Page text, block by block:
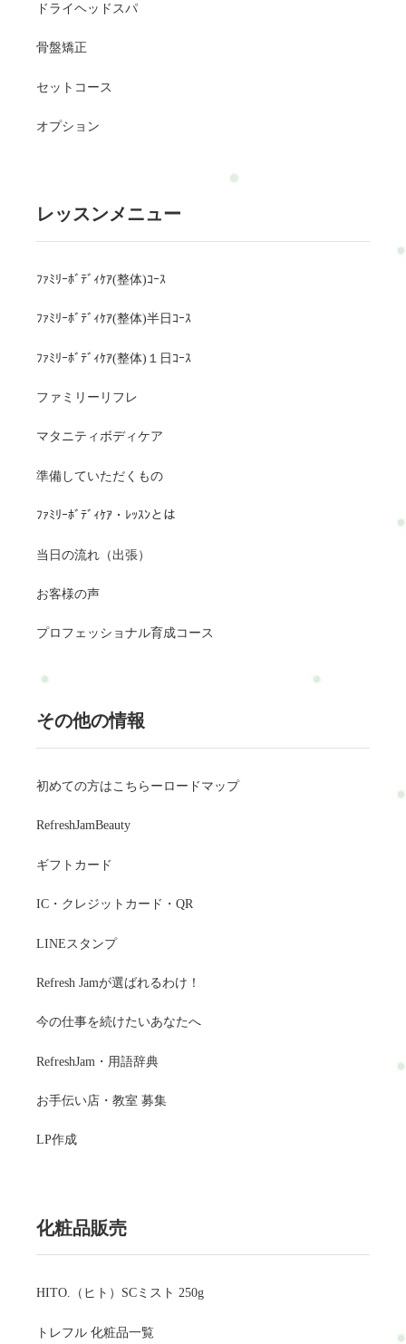
ドライヘッドスパ
骨盤矯正
セットコース
オプション
レッスンメニュー
ﾌｧﾐﾘｰﾎﾞﾃﾞｨｹｱ(整体)ｺｰｽ
ﾌｧﾐﾘｰﾎﾞﾃﾞｨｹｱ(整体)半日ｺｰｽ
ﾌｧﾐﾘｰﾎﾞﾃﾞｨｹｱ(整体)１日ｺｰｽ
ファミリーリフレ
マタニティボディケア
準備していただくもの
ﾌｧﾐﾘｰﾎﾞﾃﾞｨｹｱ・ﾚｯｽﾝとは
当日の流れ（出張）
お客様の声
プロフェッショナル育成コース
その他の情報
初めての方はこちらーロードマップ
RefreshJamBeauty
ギフトカード
IC・クレジットカード・QR
LINEスタンプ
Refresh Jamが選ばれるわけ！
今の仕事を続けたいあなたへ
RefreshJam・用語辞典
お手伝い店・教室 募集
LP作成
化粧品販売
HITO.（ヒト）SCミスト 250g
トレフル 化粧品一覧